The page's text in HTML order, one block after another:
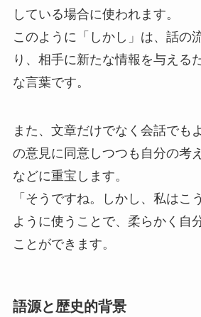
している場合に使われます。
このように「しかし」は、話の
り、相手に新たな情報を与える
な言葉です。
また、文章だけでなく会話でも
の意見に同意しつつも自分の考
などに重宝します。
「そうですね。しかし、私はこ
ように使うことで、柔らかく自
ことができます。
語源と歴史的背景